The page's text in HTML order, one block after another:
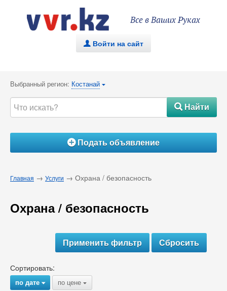
Все в Ваших Руках
. Войти на сайт
Выбранный регион: Костанай {
#Найти
ÁПодать объявление
Главная → Услуги → Охрана / безопасность
Охрана / безопасность
Сортировать:
по дате{ по цене {